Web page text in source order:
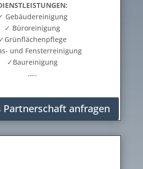
Gebäudereinigung
✓ Büroreinigung
✓Grünflächenpflege
und Fensterreinigung
✓Baureinigung
…..
Partnerschaft anfragen